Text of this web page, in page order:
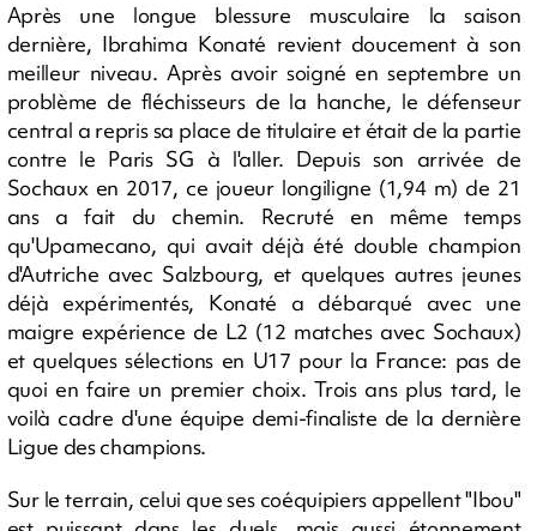
Après une longue blessure musculaire la saison
dernière, Ibrahima Konaté revient doucement à son
meilleur niveau. Après avoir soigné en septembre un
problème de fléchisseurs de la hanche, le défenseur
central a repris sa place de titulaire et était de la partie
contre le Paris SG à l'aller. Depuis son arrivée de
Sochaux en 2017, ce joueur longiligne (1,94 m) de 21
ans a fait du chemin. Recruté en même temps
qu'Upamecano, qui avait déjà été double champion
d'Autriche avec Salzbourg, et quelques autres jeunes
déjà expérimentés, Konaté a débarqué avec une
maigre expérience de L2 (12 matches avec Sochaux)
et quelques sélections en U17 pour la France: pas de
quoi en faire un premier choix. Trois ans plus tard, le
voilà cadre d'une équipe demi-finaliste de la dernière
Ligue des champions.
Sur le terrain, celui que ses coéquipiers appellent "Ibou"